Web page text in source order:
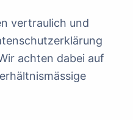
vertraulich und
achten dabei auf